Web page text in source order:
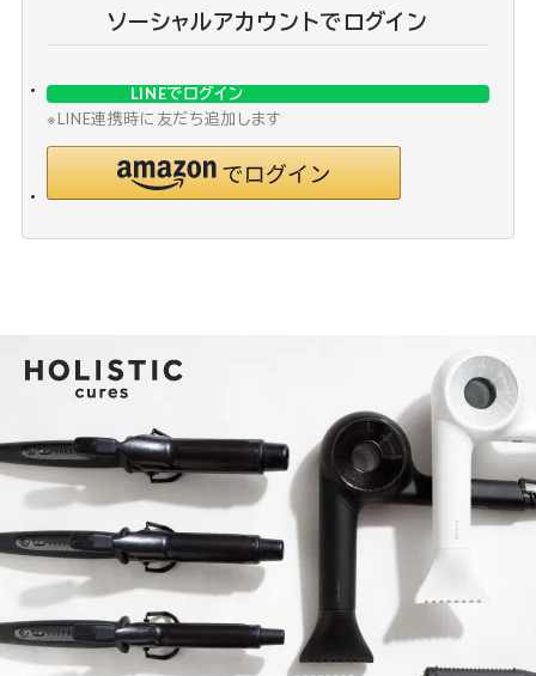
ソーシャルアカウントでログイン
LINEでログイン
※LINE連携時に友だち追加します